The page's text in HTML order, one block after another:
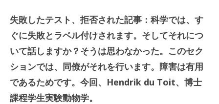
失敗したテスト、拒否された記事：科学では、す
ぐに失敗とラベル付けされます。そしてそれにつ
いて話しますか？そうは思わなかった。このセク
ションでは、同僚がそれを行います。障害は有用
であるためです。今回、Hendrik du Toit、博士
課程学生実験動物学。